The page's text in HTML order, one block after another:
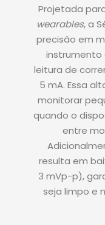
Projetada
wearables, a
precisão em
instrumento
leitura de
5 mA. Essa
monitorar
quando o
entre
resulta em
3 mVp-p),
seja limpo e